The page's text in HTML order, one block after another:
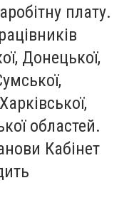
плату.
Донецької,
областей.
Кабінет